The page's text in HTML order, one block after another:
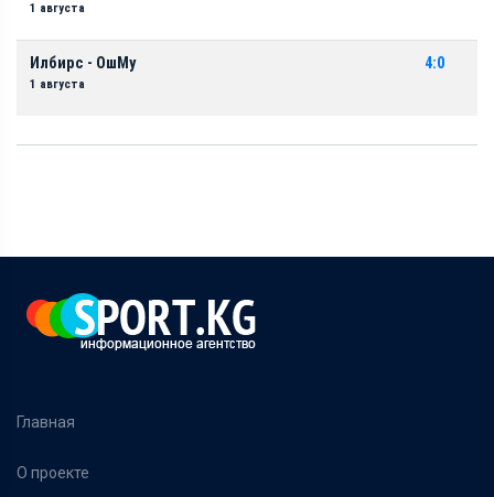
1 августа
Илбирс - ОшМу
1 августа
4:0
Главная
О проекте